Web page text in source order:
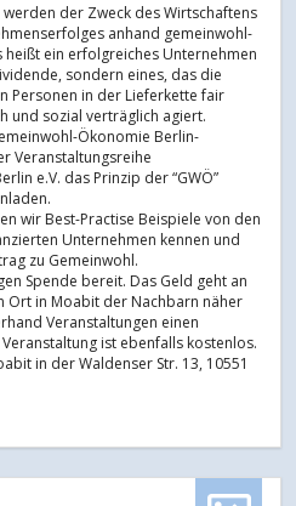
der Zweck des Wirtschaftens
anhand gemeinwohl-
ein erfolgreiches Unternehmen
sondern eines, das die
Personen in der Lieferkette fair
und sozial verträglich agiert.
Ökonomie Berlin-
Veranstaltungsreihe
e.V. das Prinzip der “GWÖ”
wir Best-Practise Beispiele von den
Unternehmen kennen und
zu Gemeinwohl.
Spende bereit. Das Geld geht an
Ort in Moabit der Nachbarn näher
Veranstaltungen einen
ist ebenfalls kostenlos.
in der Waldenser Str. 13, 10551